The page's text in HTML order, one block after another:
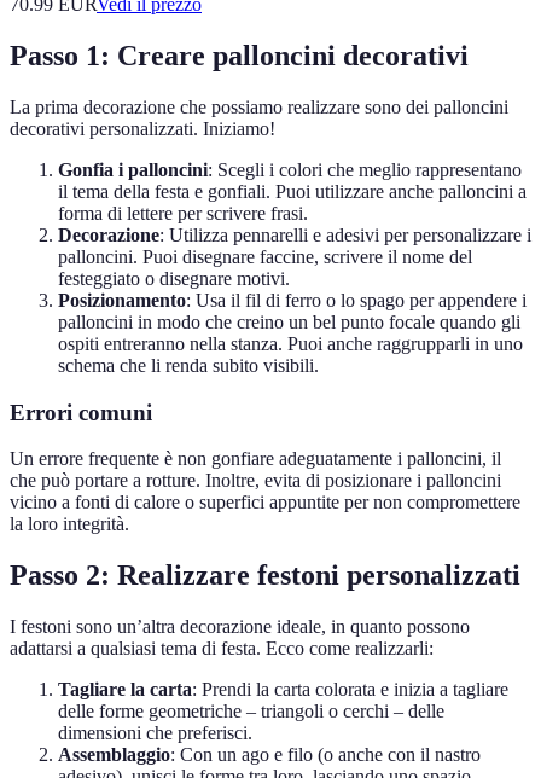
70.99 EURVedi il prezzo
Passo 1: Creare palloncini decorativi
La prima decorazione che possiamo realizzare sono dei palloncini
decorativi personalizzati. Iniziamo!
Gonfia i palloncini: Scegli i colori che meglio rappresentano
il tema della festa e gonfiali. Puoi utilizzare anche palloncini a
forma di lettere per scrivere frasi.
Decorazione: Utilizza pennarelli e adesivi per personalizzare i
palloncini. Puoi disegnare faccine, scrivere il nome del
festeggiato o disegnare motivi.
Posizionamento: Usa il fil di ferro o lo spago per appendere i
palloncini in modo che creino un bel punto focale quando gli
ospiti entreranno nella stanza. Puoi anche raggrupparli in uno
schema che li renda subito visibili.
Errori comuni
Un errore frequente è non gonfiare adeguatamente i palloncini, il
che può portare a rotture. Inoltre, evita di posizionare i palloncini
vicino a fonti di calore o superfici appuntite per non compromettere
la loro integrità.
Passo 2: Realizzare festoni personalizzati
I festoni sono un’altra decorazione ideale, in quanto possono
adattarsi a qualsiasi tema di festa. Ecco come realizzarli:
Tagliare la carta: Prendi la carta colorata e inizia a tagliare
delle forme geometriche – triangoli o cerchi – delle
dimensioni che preferisci.
Assemblaggio: Con un ago e filo (o anche con il nastro